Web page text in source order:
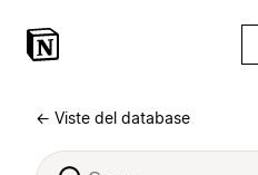
← Viste del database